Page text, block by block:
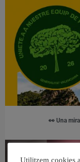
👀 Una
Utilitzem cookies